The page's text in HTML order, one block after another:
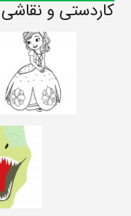
کاردستی و نقاشی